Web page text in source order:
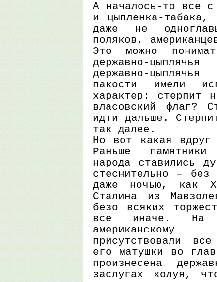
А началось-то все с
и цыпленка-табака,
даже не
поляков,
Это можно
державно-
державно-
пакости имели
характер: стерпит
власовский флаг?
идти дальше.
так далее.
Но вот какая вдруг
Раньше
народа ставились
стеснительно –
даже ночью, как
Сталина из
безо всяких
все иначе. На
присутствовали
его матушки во
произнесена
заслугах холуя,